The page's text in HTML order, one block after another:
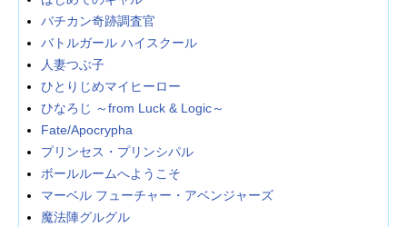
バチカン奇跡調査官
バトルガール ハイスクール
人妻つぶ子
ひとりじめマイヒーロー
ひなろじ ～from Luck & Logic～
Fate/Apocrypha
プリンセス・プリンシパル
ボールルームへようこそ
マーベル フューチャー・アベンジャーズ
魔法陣グルグル